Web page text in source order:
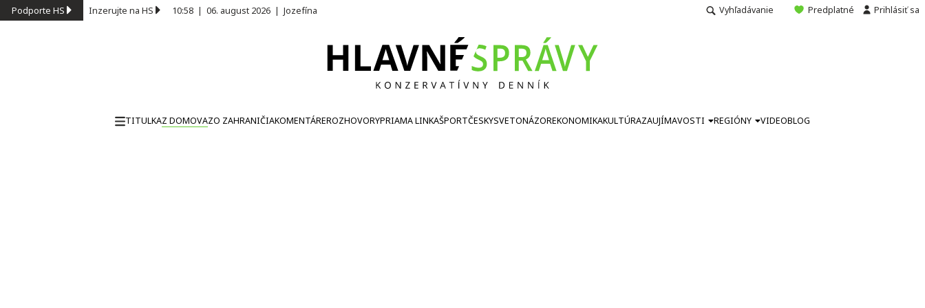
Podporte HS Inzerujte na HS 10:58 | 06. august 2026 | Jozefína Vyhľadávanie Predplatné Prihlásiť sa
TITULKAZ DOMOVAZO ZAHRANIČIAKOMENTÁREROZHOVORYPRIAMA LINKAŠPORTČESKYSVETONÁZOREKONOMIKAKULTÚRAZAUJÍMAVOSTI REGIÓNY VIDEOBLOG